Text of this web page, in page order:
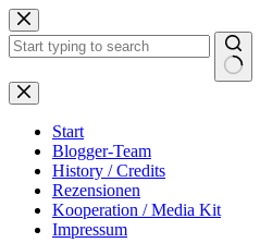
Zum
Inhalt
springen
Start
Blogger-Team
History / Credits
Rezensionen
Kooperation / Media Kit
Impressum